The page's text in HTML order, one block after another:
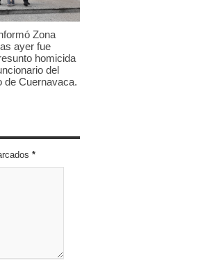
Zona
ayer fue
homicida
del
de Cuernavaca.
*